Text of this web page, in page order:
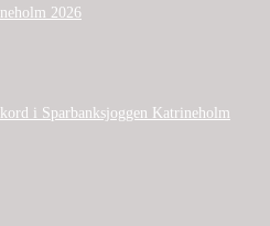
2026
i Sparbanksjoggen Katrineholm